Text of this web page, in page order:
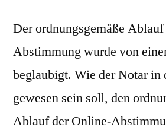
Der ordnungsgemäße
Abstimmung wurde von
beglaubigt. Wie der Notar in
gewesen sein soll, den
Ablauf der Online-